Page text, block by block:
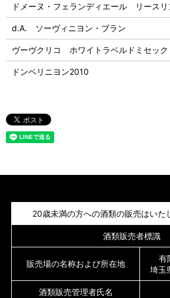
ドメーヌ・フェランディエール リースリ
d.A. ソーヴィニヨン・ブラン
ヴーヴクリコ ホワイトラベルドミセック
ドンペリニヨン2010
20歳未満の方への酒類の販売はいた
酒類販売者標識
販売場の名称および所在地
有
埼玉
酒類販売管理者氏名